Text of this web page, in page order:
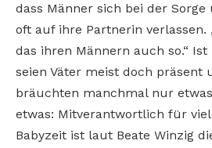
dass Männer sich bei der
oft auf ihre Partnerin verlassen.
das ihren Männern auch so.“ Ist
seien Väter meist doch präsent
bräuchten manchmal nur
etwas: Mitverantwortlich für
Babyzeit ist laut Beate Winzig